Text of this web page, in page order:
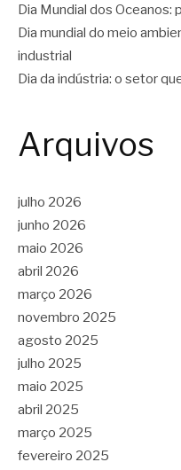
Dia Mundial dos Oceanos:
Dia mundial do meio
industrial
Dia da indústria: o setor
Arquivos
julho 2026
junho 2026
maio 2026
abril 2026
março 2026
novembro 2025
agosto 2025
julho 2025
maio 2025
abril 2025
março 2025
fevereiro 2025